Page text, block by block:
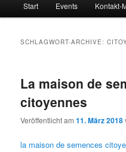
Start Events Kontakt-
SCHLAGWORT-ARCHIVE:
La maison de
citoyennes
Veröffentlicht am11. März 2018
la maison de semences